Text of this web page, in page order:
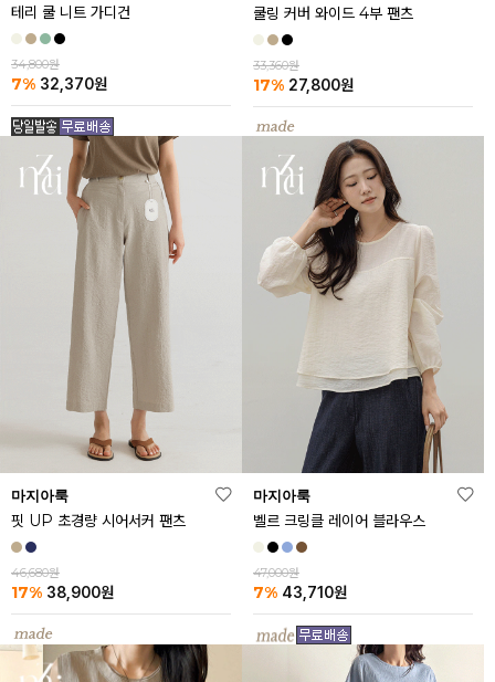
테리 쿨 니트 가디건
34,800원
7% 32,370원
쿨링 커버 와이드 4부 팬츠
33,360원
17% 27,800원
마지아룩
핏 UP 초경량 시어서커 팬츠
46,680원
17% 38,900원
마지아룩
벨르 크링클 레이어 블라우스
47,000원
7% 43,710원